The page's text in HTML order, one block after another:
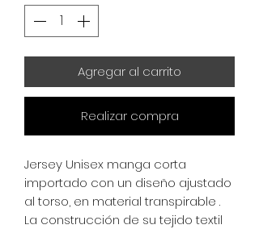
Agregar al carrito
Realizar compra
Jersey Unisex manga corta
importado con un diseño ajustado
al torso, en material transpirable .
La construcción de su tejido textil